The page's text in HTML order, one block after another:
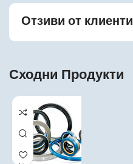
Отзиви от клиенти
Сходни Продукти